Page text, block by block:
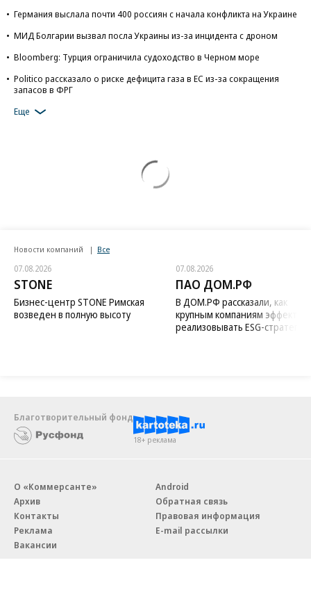
Германия выслала почти 400 россиян с начала конфликта на Украине
МИД Болгарии вызвал посла Украины из-за инцидента с дроном
Bloomberg: Турция ограничила судоходство в Черном море
Politico рассказало о риске дефицита газа в ЕС из-за сокращения
запасов в ФРГ
Еще
Новости компаний Все
07.08.2026
STONE
Бизнес-центр STONE Римская
возведен в полную высоту
07.08.2026
ПАО ДОМ.РФ
В ДОМ.РФ рассказали, как
крупным компаниям
реализовывать ESG-стратегию
Благотворительный фонд
18+ реклама
О «Коммерсанте»
Архив
Контакты
Реклама
Вакансии
Android
Обратная связь
Правовая информация
E-mail рассылки